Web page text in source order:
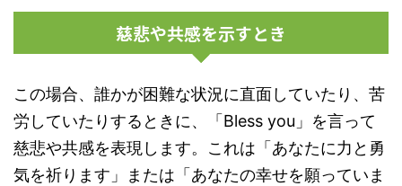
慈悲や共感を示すとき
この場合、誰かが困難な状況に直面していたり、苦
労していたりするときに、「Bless you」を言って
慈悲や共感を表現します。これは「あなたに力と勇
気を祈ります」または「あなたの幸せを願っていま